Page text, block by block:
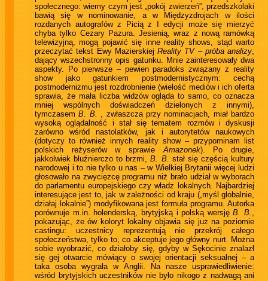
społecznego: wiemy czym jest „pokój zwierzeń”, przedszkolaki
bawią się w nominowanie, a w Międzyzdrojach w ilości
rozdanych autografów z Picią z I edycji może się mierzyć
chyba tylko Cezary Pazura. Jesienią, wraz z nową ramówką
telewizyjną, mogą pojawić się inne reality shows, stąd warto
przeczytać tekst Ewy Mazierskiej Reality TV – próba analizy,
dający wszechstronny opis gatunku. Mnie zainteresowały dwa
aspekty. Po pierwsze – pewien paradoks związany z reality
show jako gatunkiem postmodernistycznym: cechą
postmodernizmu jest rozdrobnienie (wielość mediów i ich oferta
sprawia, że mała liczba widzów ogląda to samo, co oznacza
mniej wspólnych doświadczeń dzielonych z innymi),
tymczasemB. B. , zwłaszcza przy nominacjach, miał bardzo
wysoką oglądalność i stał się tematem rozmów i dyskusji
zarówno wśród nastolatków, jak i autorytetów naukowych
(dotyczy to również innych reality show – przypominam list
polskich reżyserów w sprawieAmazonek). Po drugie,
jakkolwiek bluźnierczo to brzmi,B. B. stał się częścią kultury
narodowej i to nie tylko u nas – w Wielkiej Brytanii więcej ludzi
głosowało na zwycięzcę programu niż brało udział w wyborach
do parlamentu europejskiego czy władz lokalnych. Najbardziej
interesujące jest to, jak w zależności od kraju („myśl globalnie,
działaj lokalnie”) modyfikowana jest formuła programu. Autorka
porównuje m.in. holenderską, brytyjską i polską wersjęB. B. ,
pokazując, że ów koloryt lokalny objawia się już na poziomie
castingu: uczestnicy reprezentują nie przekrój całego
społeczeństwa, tylko to, co akceptuje jego główny nurt. Można
sobie wyobrazić, co działoby się, gdyby w Sękocinie znalazł
się gej otwarcie mówiący o swojej orientacji seksualnej – a
taka osoba wygrała w Anglii. Na nasze usprawiedliwienie:
wśród brytyjskich uczestników nie było nikogo z nadwagą ani